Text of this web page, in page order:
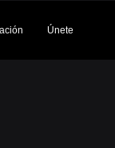
Únete